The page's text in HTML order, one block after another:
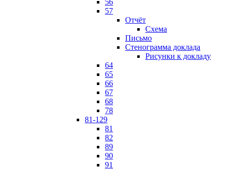
56
57
Отчёт
Схема
Письмо
Стенограмма доклада
Рисунки к докладу
64
65
66
67
68
78
81-129
81
82
89
90
91